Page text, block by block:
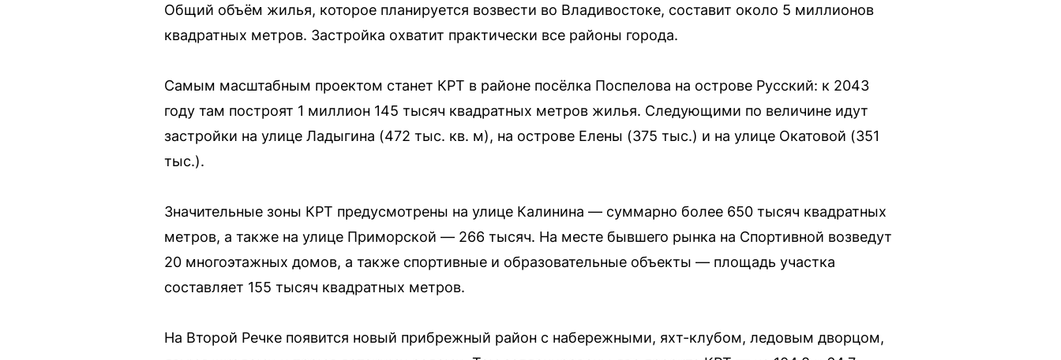
Общий объём жилья, которое планируется возвести во Владивостоке, составит около 5 миллионов
квадратных метров. Застройка охватит практически все районы города.
Самым масштабным проектом станет КРТ в районе посёлка Поспелова на острове Русский: к 2043
году там построят 1 миллион 145 тысяч квадратных метров жилья. Следующими по величине идут
застройки на улице Ладыгина (472 тыс. кв. м), на острове Елены (375 тыс.) и на улице Окатовой (351
тыс.).
Значительные зоны КРТ предусмотрены на улице Калинина — суммарно более 650 тысяч квадратных
метров, а также на улице Приморской — 266 тысяч. На месте бывшего рынка на Спортивной возведут
20 многоэтажных домов, а также спортивные и образовательные объекты — площадь участка
составляет 155 тысяч квадратных метров.
На Второй Речке появится новый прибрежный район с набережными, яхт-клубом, ледовым дворцом,